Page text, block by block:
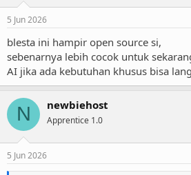
5 Jun 2026
blesta ini hampir open source si,
sebenarnya lebih cocok untuk
AI jika ada kebutuhan khusus bisa
N newbiehost
Apprentice 1.0
5 Jun 2026